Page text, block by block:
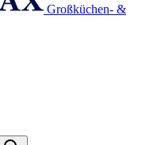
Großküchen- &